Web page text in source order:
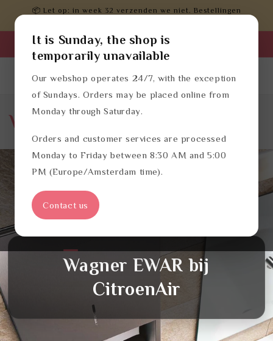
naar de
📦 Let op: in week 32 verzenden we niet. Bestellingen
Zakelijk inloggen
Dutch InloggenWinkelwagen
Wagner EWAR
Wagner EWAR bij
CitroenAir
It is Sunday, the shop is
temporarily unavailable
Our webshop operates 24/7, with the exception
of Sundays. Orders may be placed online from
Monday through Saturday.
Orders and customer services are processed
Monday to Friday between 8:30 AM and 5:00
PM (Europe/Amsterdam time).
Contact us